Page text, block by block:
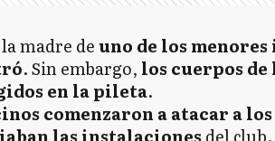
madre deuno de los
. Sin embargo, los cuerpos de
en la pileta.
comenzaron a atacar a
las instalaciones del